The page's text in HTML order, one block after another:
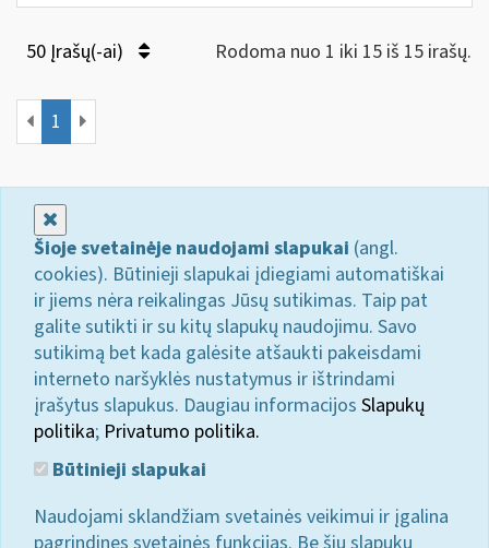
50 Įrašų(-ai) Rodoma nuo 1 iki 15 iš 15 irašų.
1
Šioje svetainėje naudojami slapukai (angl.
cookies). Būtinieji slapukai įdiegiami automatiškai
ir jiems nėra reikalingas Jūsų sutikimas. Taip pat
galite sutikti ir su kitų slapukų naudojimu. Savo
sutikimą bet kada galėsite atšaukti pakeisdami
interneto naršyklės nustatymus ir ištrindami
įrašytus slapukus. Daugiau informacijos Slapukų
politika; Privatumo politika.
Būtinieji slapukai
Naudojami sklandžiam svetainės veikimui ir įgalina